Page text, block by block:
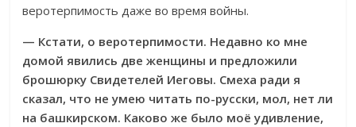
веротерпимость даже во время войны.
— Кстати, о веротерпимости. Недавно ко мне
домой явились две женщины и предложили
брошюрку Свидетелей Иеговы. Смеха ради я
сказал, что не умею читать по-русски, мол, нет ли
на башкирском. Каково же было моё удивление,